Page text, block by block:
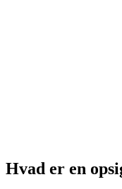
Hvad er en